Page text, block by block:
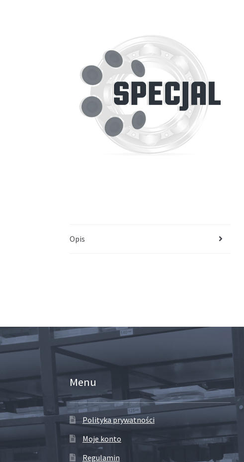
Opis
Menu
Polityka prywatności
Moje konto
Regulamin